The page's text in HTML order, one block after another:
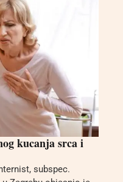
kucanja srca i
subspec.